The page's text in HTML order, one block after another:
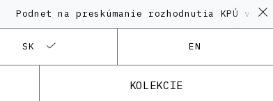
Podnet na preskúmanie rozhodnutia KPÚ vo
SK EN
KOLEKCIE